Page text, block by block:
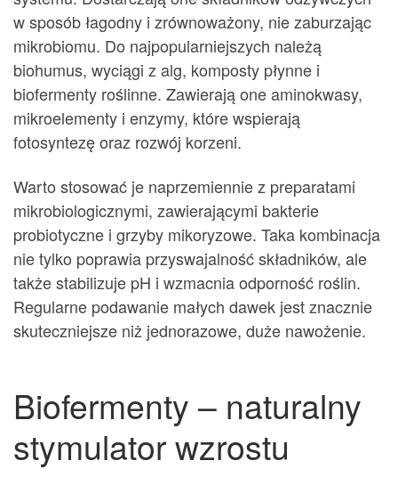
w sposób łagodny i zrównoważony, nie zaburzając
mikrobiomu. Do najpopularniejszych należą
biohumus, wyciągi z alg, komposty płynne i
biofermenty roślinne. Zawierają one aminokwasy,
mikroelementy i enzymy, które wspierają
fotosyntezę oraz rozwój korzeni.
Warto stosować je naprzemiennie z preparatami
mikrobiologicznymi, zawierającymi bakterie
probiotyczne i grzyby mikoryzowe. Taka kombinacja
nie tylko poprawia przyswajalność składników, ale
także stabilizuje pH i wzmacnia odporność roślin.
Regularne podawanie małych dawek jest znacznie
skuteczniejsze niż jednorazowe, duże nawożenie.
Biofermenty – naturalny
stymulator wzrostu